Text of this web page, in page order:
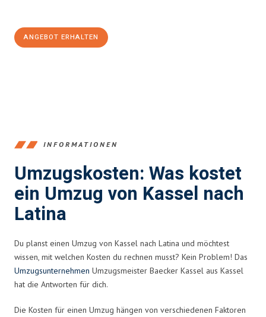
ANGEBOT ERHALTEN
INFORMATIONEN
Umzugskosten: Was kostet
ein Umzug von Kassel nach
Latina
Du planst einen Umzug von Kassel nach Latina und möchtest
wissen, mit welchen Kosten du rechnen musst? Kein Problem! Das
Umzugsunternehmen Umzugsmeister Baecker Kassel aus Kassel
hat die Antworten für dich.
Die Kosten für einen Umzug hängen von verschiedenen Faktoren